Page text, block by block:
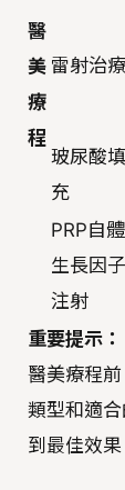
醫
美
療
程
雷射治療
玻尿酸填
充
PRP自體
生長因子
注射
重要提示：
醫美療程
類型和適
到最佳效果